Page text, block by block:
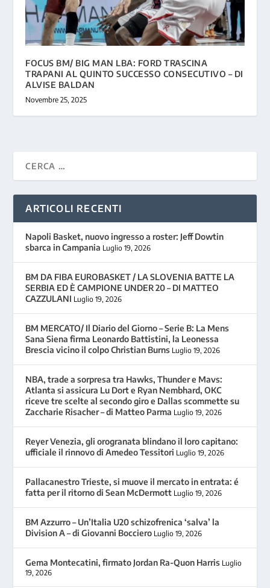
FOCUS BM/ BIG MAN LBA: FORD TRASCINA
TRAPANI AL QUINTO SUCCESSO CONSECUTIVO – DI
ALVISE BALDAN
Novembre 25, 2025
ARTICOLI RECENTI
Napoli Basket, nuovo ingresso a roster: Jeff Dowtin
sbarca in Campania Luglio 19, 2026
BM DA FIBA EUROBASKET / LA SLOVENIA BATTE LA
SERBIA ED È CAMPIONE UNDER 20 – DI MATTEO
CAZZULANI Luglio 19, 2026
BM MERCATO/ Il Diario del Giorno – Serie B: La Mens
Sana Siena firma Leonardo Battistini, la Leonessa
Brescia vicino il colpo Christian Burns Luglio 19, 2026
NBA, trade a sorpresa tra Hawks, Thunder e Mavs:
Atlanta si assicura Lu Dort e Ryan Nembhard, OKC
riceve tre scelte al secondo giro e Dallas scommette su
Zaccharie Risacher – di Matteo Parma Luglio 19, 2026
Reyer Venezia, gli orogranata blindano il loro capitano:
ufficiale il rinnovo di Amedeo Tessitori Luglio 19, 2026
Pallacanestro Trieste, si muove il mercato in entrata: é
fatta per il ritorno di Sean McDermott Luglio 19, 2026
BM Azzurro – Un’Italia U20 schizofrenica ‘salva’ la
Division A – di Giovanni Bocciero Luglio 19, 2026
Gema Montecatini, firmato Jordan Ra-Quon Harris Luglio
19, 2026